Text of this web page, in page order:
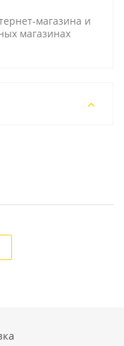
магазина и
магазинах